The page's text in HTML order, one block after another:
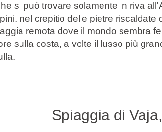
si può trovare solamente in riva
nel crepitio delle pietre riscaldate
remota dove il mondo sembra
sulla costa, a volte il lusso più
Spiaggia di